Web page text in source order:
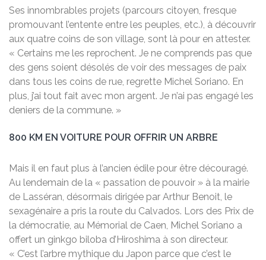
Ses innombrables projets (parcours citoyen, fresque
promouvant l’entente entre les peuples, etc.), à découvrir
aux quatre coins de son village, sont là pour en attester.
« Certains me les reprochent. Je ne comprends pas que
des gens soient désolés de voir des messages de paix
dans tous les coins de rue, regrette Michel Soriano. En
plus, j’ai tout fait avec mon argent. Je n’ai pas engagé les
deniers de la commune. »
800 KM EN VOITURE POUR OFFRIR UN ARBRE
Mais il en faut plus à l’ancien édile pour être découragé.
Au lendemain de la « passation de pouvoir » à la mairie
de Lasséran, désormais dirigée par Arthur Benoit, le
sexagénaire a pris la route du Calvados. Lors des Prix de
la démocratie, au Mémorial de Caen, Michel Soriano a
offert un ginkgo biloba d’Hiroshima à son directeur.
« C’est l’arbre mythique du Japon parce que c’est le